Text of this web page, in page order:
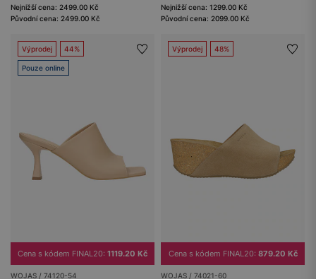
Nejnižší cena: 2499.00 Kč
Původní cena: 2499.00 Kč
Nejnižší cena: 1299.00 Kč
Původní cena: 2099.00 Kč
Výprodej 44%
Pouze online
Cena s kódem FINAL20: 1119.20 Kč
WOJAS / 74120-54
Výprodej 48%
Cena s kódem FINAL20: 879.20 Kč
WOJAS / 74021-60